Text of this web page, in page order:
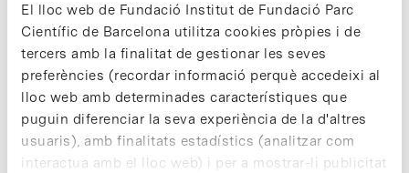
El lloc web de Fundació Institut de Fundació Parc
Científic de Barcelona utilitza cookies pròpies i de
tercers amb la finalitat de gestionar les seves
preferències (recordar informació perquè accedeixi al
lloc web amb determinades característiques que
puguin diferenciar la seva experiència de la d'altres
usuaris), amb finalitats estadístics (analitzar com
interactua amb el lloc web) i per a mostrar-li publicitat
Vacances responsables en temps
d’emergència climàtica
15 de juliol de 2026
Cuidar el territori és sostenibilitat